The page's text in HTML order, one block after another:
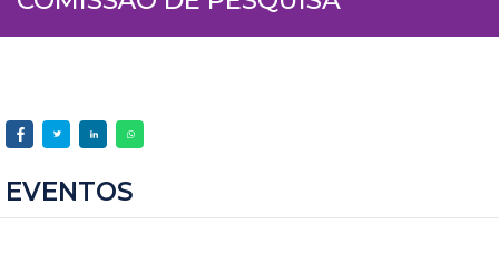
EVENTOS